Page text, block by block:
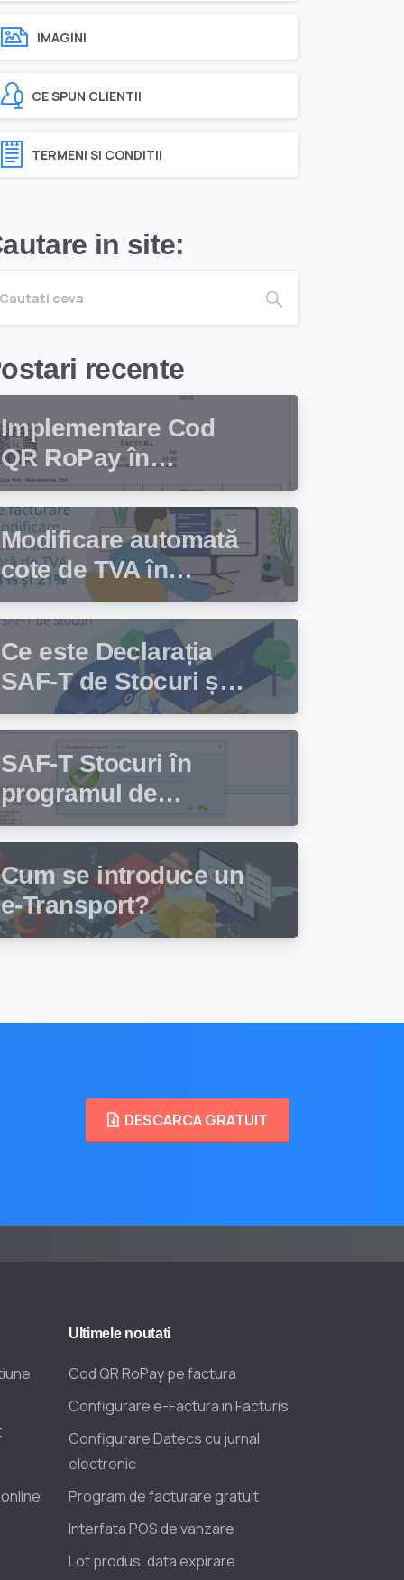
IMAGINI
CE SPUN CLIENTII
TERMENI SI CONDITII
in site:
recente
Implementare Cod
QR RoPay în
programul de
facturare Facturis
Modificare automată
cote de TVA în
programul de
facturare Facturis
Ce este Declarația
SAF-T de Stocuri și
cine trebuie să
depună această
declarație?
SAF-T Stocuri în
programul de
facturare și gestiune
stocuri Facturis
Cum se introduce un
e-Transport?
DESCARCA GRATUIT
Ultimele noutati
Cod QR RoPay pe factura
Configurare e-Factura in Facturis
Configurare Datecs cu jurnal
electronic
Program de facturare gratuit
Interfata POS de vanzare
Lot produs, data expirare